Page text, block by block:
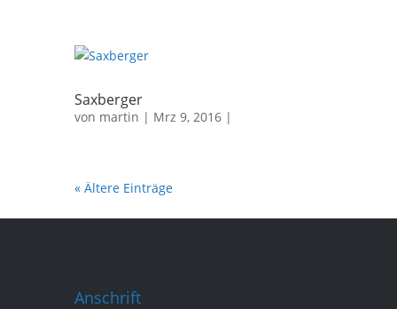
Saxberger
von martin | Mrz 9, 2016 |
« Ältere Einträge
Anschrift